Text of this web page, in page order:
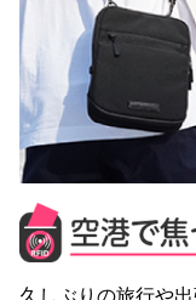
久しぶりの旅行や